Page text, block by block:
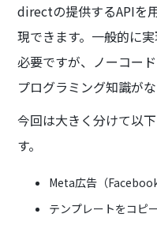
directの提供するAPIを
現できます。一般的に
必要ですが、ノーコー
プログラミング知識が
今回は大きく分けて以
す。
Meta広告（
テンプレートをコピ